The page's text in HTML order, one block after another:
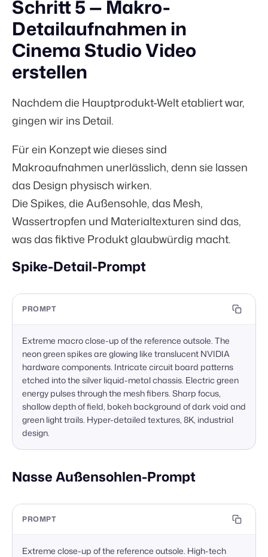
Schritt 5 — Makro-
Detailaufnahmen in
Cinema Studio Video
erstellen
Nachdem die Hauptprodukt-Welt etabliert war,
gingen wir ins Detail.
Für ein Konzept wie dieses sind
Makroaufnahmen unerlässlich, denn sie lassen
das Design physisch wirken.
Die Spikes, die Außensohle, das Mesh,
Wassertropfen und Materialtexturen sind das,
was das fiktive Produkt glaubwürdig macht.
Spike-Detail-Prompt
PROMPT
Extreme macro close-up of the reference outsole. The
neon green spikes are glowing like translucent NVIDIA
hardware components. Intricate circuit board patterns
etched into the silver liquid-metal chassis. Electric green
energy pulses through the mesh fibers. Sharp focus,
shallow depth of field, bokeh background of dark void and
green light trails. Hyper-detailed textures, 8K, industrial
design.
Nasse Außensohlen-Prompt
PROMPT
Extreme close-up of the reference outsole. High-tech